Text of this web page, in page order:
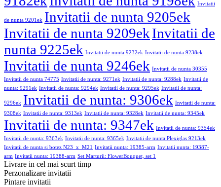
Invitatii
de nunta 9201ek Invitatii de nunta 9205ek
Invitatii de nunta 9209ekInvitatii de
nunta 9225ek Invitatii de nunta 9232ek Invitatii de nunta 9238ek
Invitatii de nunta 9246ek Invitatii de nunta 30355
Invitatii de nunta 74775 Invitatii de nunta: 9271ek Invitatii de nunta: 9288ek Invitatii de
nunta: 9291ek Invitatii de nunta: 9294ek Invitatii de nunta: 9295ek Invitatii de nunta:
9296ek Invitatii de nunta: 9306ek Invitatii de nunta:
9308ek Invitatii de nunta: 9313ek Invitatii de nunta: 9328ek Invitatii de nunta: 9345ek
Invitatii de nunta: 9347ek Invitatii de nunta: 9354ek
Invitatii de nunta: 9363ek Invitatii de nunta: 9365ek Invitatii de nunta Plexiglas 9213ek
Invitatii de nunta si botez N23_x_M21 Invitatii nunta: 19385-arm Invitatii nunta: 19387-
arm Invitatii nunta: 19388-arm Set Marturii: FlowerBouquet, set 1
Livrare in cel mai scurt timp
Perzonalizare invitatii
Pintare invitatii